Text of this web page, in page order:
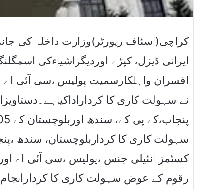
کراچی(اسٹاف رپورٹر)وزارت داخلہ کی
ایرانی ڈیزل، کپڑے اوردیگراشیاءکی
نے سہولت کاری کا
کسٹمز انٹیلی جنس ،پولیس ،سی آئی اے
رقوم کے عوض سہولت کاری کا کردارانجام